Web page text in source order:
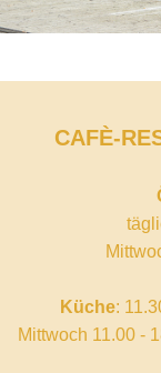
CAFÈ-
Küche:
Mittwoch 11.00 -